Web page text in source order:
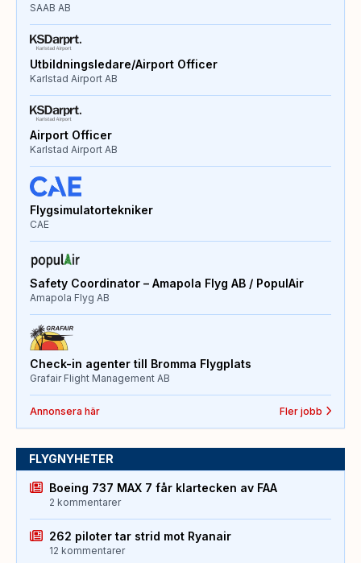
SAAB AB
Utbildningsledare/Airport Officer
Karlstad Airport AB
Airport Officer
Karlstad Airport AB
Flygsimulatortekniker
CAE
Safety Coordinator – Amapola Flyg AB / PopulAir
Amapola Flyg AB
Check-in agenter till Bromma Flygplats
Grafair Flight Management AB
Annonsera här Fler jobb
FLYGNYHETER
Boeing 737 MAX 7 får klartecken av FAA
2 kommentarer
262 piloter tar strid mot Ryanair
12 kommentarer